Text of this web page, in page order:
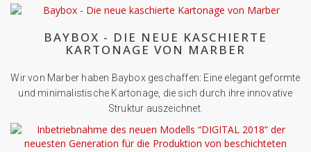
BAYBOX - DIE NEUE KASCHIERTE
KARTONAGE VON MARBER
Wir von Marber haben Baybox geschaffen: Eine elegant geformte
und minimalistische Kartonage, die sich durch ihre innovative
Struktur auszeichnet.